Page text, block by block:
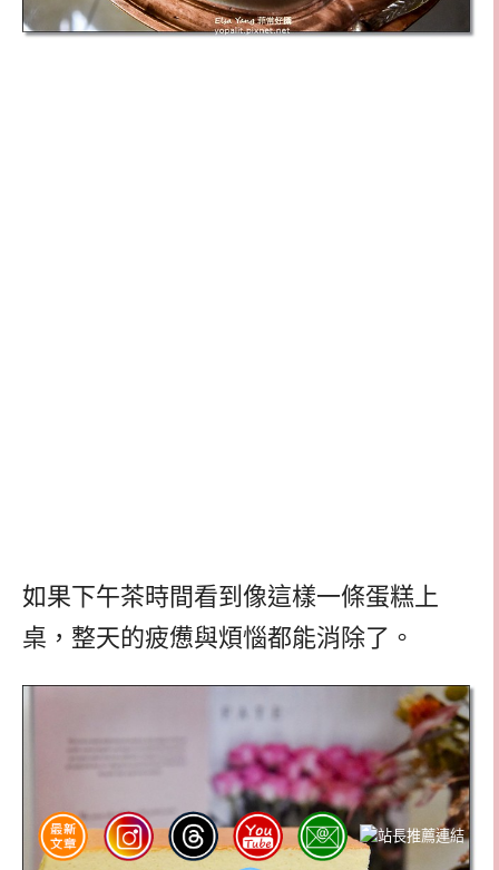
如果下午茶時間看到像這樣一條蛋糕上
桌，整天的疲憊與煩惱都能消除了。